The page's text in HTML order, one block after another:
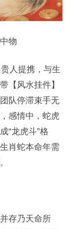
物
人提携，与生
【风水挂件】
队停滞束手无
感情中，蛇虎
“龙虎斗”格
肖蛇本命年需
存乃天命所